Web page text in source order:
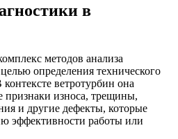
в
методов анализа
определения технического
ветротурбин она
признаки износа, трещины,
и другие дефекты, которые
эффективности работы или